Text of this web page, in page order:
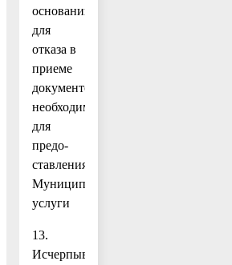
оснований
для
отказа в
приеме
документов,
необходимых
для
предо-
ставления
Муниципальной
услуги
13.
Исчерпывающий